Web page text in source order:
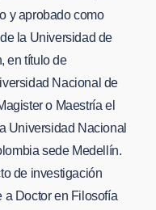
y aprobado como
la Universidad de
en título de
Nacional de
o Maestría el
Universidad Nacional
sede Medellín.
de investigación
a Doctor en Filosofía